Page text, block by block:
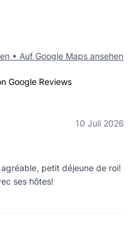
• Auf Google Maps ansehen
Google Reviews
10 Juli 2026
petit déjeune de roi!
ses hôtes!